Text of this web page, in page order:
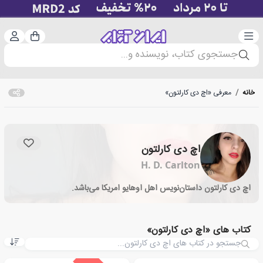
دسته‌بندی سبد
جستجوی کتاب، نویسنده و...
خانه / معرفی «اچ دی کارلتون»
اچ دی کارلتون
H. D. Carlton
اچ دی کارلتون داستان‌نویس اهل اوهایو امریکا می‌باشد.
کتاب های «اچ دی کارلتون»